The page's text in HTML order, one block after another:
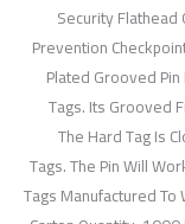
1000 Security
Prevention
Plated Grooved
Tags. Its Grooved
The Hard Tag Is
Tags. The Pin Will
Tags Manufactured To